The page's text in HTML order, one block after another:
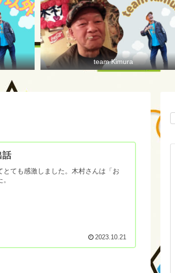
team Kimura
話
とても感激しました。木村さんは「お
2023.10.21